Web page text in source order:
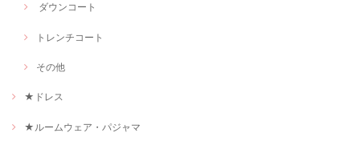
ダウンコート
トレンチコート
その他
★ドレス
★ルームウェア・パジャマ